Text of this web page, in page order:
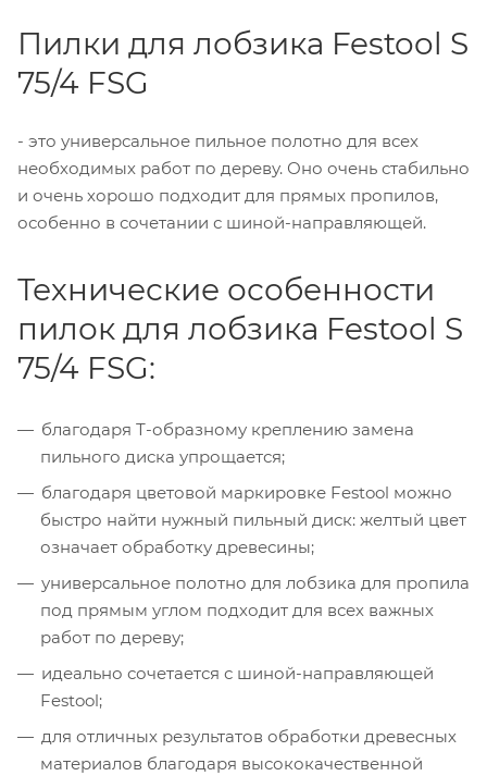
Пилки для лобзика Festool S
75/4 FSG
- это универсальное пильное полотно для всех
необходимых работ по дереву. Оно очень стабильно
и очень хорошо подходит для прямых пропилов,
особенно в сочетании с шиной-направляющей.
Технические особенности
пилок для лобзика Festool S
75/4 FSG:
благодаря Т-образному креплению замена
пильного диска упрощается;
благодаря цветовой маркировке Festool можно
быстро найти нужный пильный диск: желтый цвет
означает обработку древесины;
универсальное полотно для лобзика для пропила
под прямым углом подходит для всех важных
работ по дереву;
идеально сочетается с шиной-направляющей
Festool;
для отличных результатов обработки древесных
материалов благодаря высококачественной